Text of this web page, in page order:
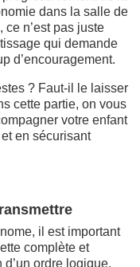
dans la salle de
n’est pas juste
qui demande
d’encouragement.
? Faut-il le laisser
cette partie, on vous
votre enfant
en sécurisant
il est important
complète et
ordre logique,